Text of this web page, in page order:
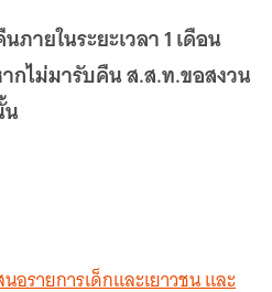
ายในระยะเวลา 1 เดือน
กไม่มารับคืน ส.ส.ท.ขอสงวน
อรายการเด็กและเยาวชน และ